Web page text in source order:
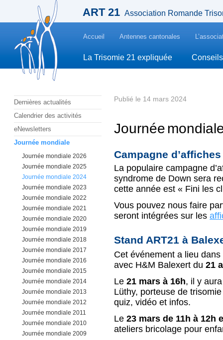
ART 21 Association Romande
Accueil Antennes cantonales
La Trisomie 21 expliquée
Dernières actualités
Calendrier des activités
eNewsletters
Journée mondiale
Journée mondiale 2026
Journée mondiale 2025
Journée mondiale 2024
Journée mondiale 2023
Journée mondiale 2022
Journée mondiale 2021
Journée mondiale 2020
Journée mondiale 2019
Journée mondiale 2018
Journée mondiale 2017
Journée mondiale 2016
Journée mondiale 2015
Journée mondiale 2014
Journée mondiale 2013
Journée mondiale 2012
Journée mondiale 2011
Journée mondiale 2010
Journée mondiale 2009
Publié le 14 mars 2024
Journée
Campagne d’affiches
La populaire campagne
syndrome de Down sera
cette année est « Fini les
Vous pouvez nous faire
seront intégrées sur les
Stand ART21 à
Cet événement a lieu
avec H&M Balexert du 21
Le 21 mars à 16h, il y
Lüthy, porteuse de
quiz, vidéo et infos.
Le 23 mars de 11h à 12h
ateliers bricolage pour